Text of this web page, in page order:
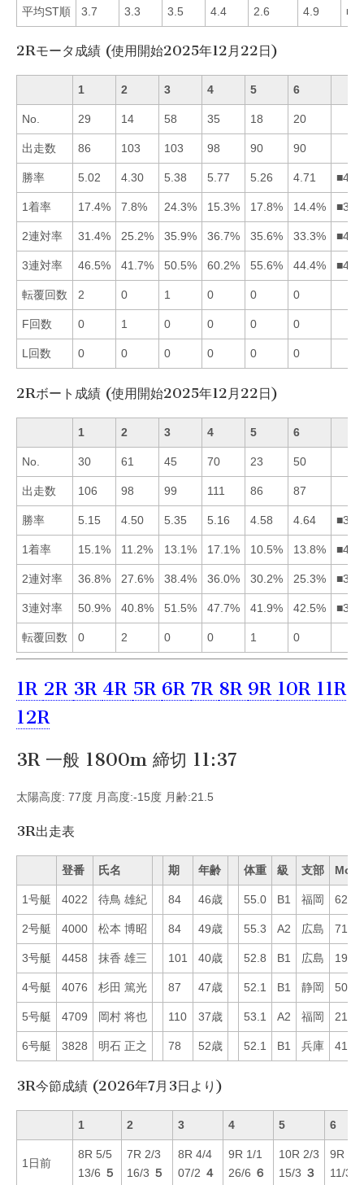
平均ST順 3.7 3.3 3.5 4.4 2.6 4.9
2Rモータ成績 (使用開始2025年12月22日)
1 2 3 4 5 6
No. 29 14 58 35 18 20
出走数 86 103 103 98 90 90
勝率 5.02 4.30 5.38 5.77 5.26 4.71
1着率 17.4% 7.8% 24.3% 15.3% 17.8% 14.4%
2連対率 31.4% 25.2% 35.9% 36.7% 35.6% 33.3%
3連対率 46.5% 41.7% 50.5% 60.2% 55.6% 44.4%
転覆回数 2 0 1 0 0 0
F回数 0 1 0 0 0 0
L回数 0 0 0 0 0 0
2Rボート成績 (使用開始2025年12月22日)
1 2 3 4 5 6
No. 30 61 45 70 23 50
出走数 106 98 99 111 86 87
勝率 5.15 4.50 5.35 5.16 4.58 4.64
1着率 15.1% 11.2% 13.1% 17.1% 10.5% 13.8%
2連対率 36.8% 27.6% 38.4% 36.0% 30.2% 25.3%
3連対率 50.9% 40.8% 51.5% 47.7% 41.9% 42.5%
転覆回数 0 2 0 0 1 0
1R 2R 3R 4R 5R 6R 7R 8R 9R 10R 11R
12R
3R 一般 1800m 締切 11:37
太陽高度: 77度 月高度:-15度 月齢:21.5
3R出走表
登番 氏名 期 年齢 体重 級 支部 Mo
1号艇 4022 待鳥 雄紀 84 46歳 55.0 B1 福岡 62
2号艇 4000 松本 博昭 84 49歳 55.3 A2 広島 71
3号艇 4458 抹香 雄三 101 40歳 52.8 B1 広島 19
4号艇 4076 杉田 篤光 87 47歳 52.1 B1 静岡 50
5号艇 4709 岡村 将也 110 37歳 53.1 A2 福岡 21
6号艇 3828 明石 正之 78 52歳 52.1 B1 兵庫 41
3R今節成績 (2026年7月3日より)
1 2 3 4 5 6
1日前
8R 5/5
13/6 ５
7R 2/3
16/3 ５
8R 4/4
07/2 ４
9R 1/1
26/6 ６
10R 2/3
15/3 ３
9R 3/3
11/3